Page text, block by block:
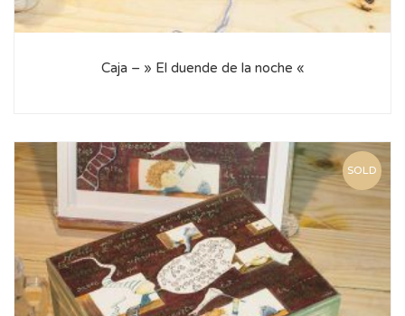
Caja – » El duende de la noche «
SOLD